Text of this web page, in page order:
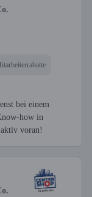
bei einem
how in
voran!